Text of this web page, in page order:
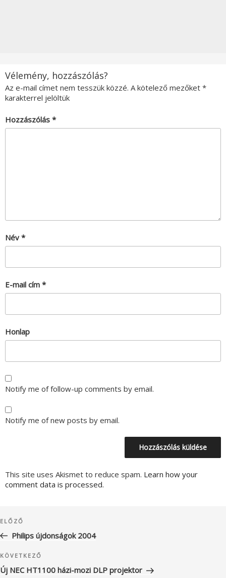
Vélemény, hozzászólás?
Az e-mail címet nem tesszük közzé. A kötelező mezőket *
karakterrel jelöltük
Hozzászólás *
Név *
E-mail cím *
Honlap
Notify me of follow-up comments by email.
Notify me of new posts by email.
This site uses Akismet to reduce spam. Learn how your
comment data is processed.
navigáció
Korábbi
bejegyzés
ELŐZŐ
Philips újdonságok 2004
Következő
bejegyzés
KÖVETKEZŐ
Új NEC HT1100 házi-mozi DLP projektor